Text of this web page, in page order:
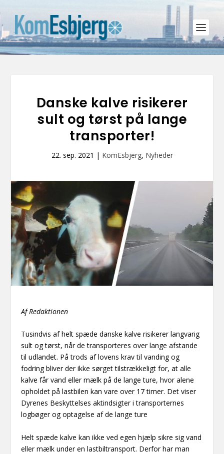
Danske kalve risikerer
sult og tørst på lange
transporter!
22. sep. 2021 | KomEsbjerg, Nyheder
Af Redaktionen
Tusindvis af helt spæde danske kalve risikerer langvarig
sult og tørst, når de transporteres over lange afstande
til udlandet. På trods af lovens krav til vanding og
fodring bliver der ikke sørget tilstrækkeligt for, at alle
kalve får vand eller mælk på de lange ture, hvor alene
opholdet på lastbilen kan vare over 17 timer. Det viser
Dyrenes Beskyttelses aktindsigter i transporternes
logbøger og optagelse af de lange ture
Helt spæde kalve kan ikke ved egen hjælp sikre sig vand
eller mælk under en lastbiltransport. Derfor har man